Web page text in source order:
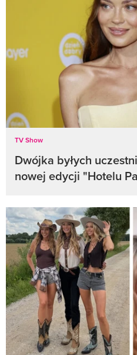
TV Show
Dwójka byłych
nowej edycji "Hotelu